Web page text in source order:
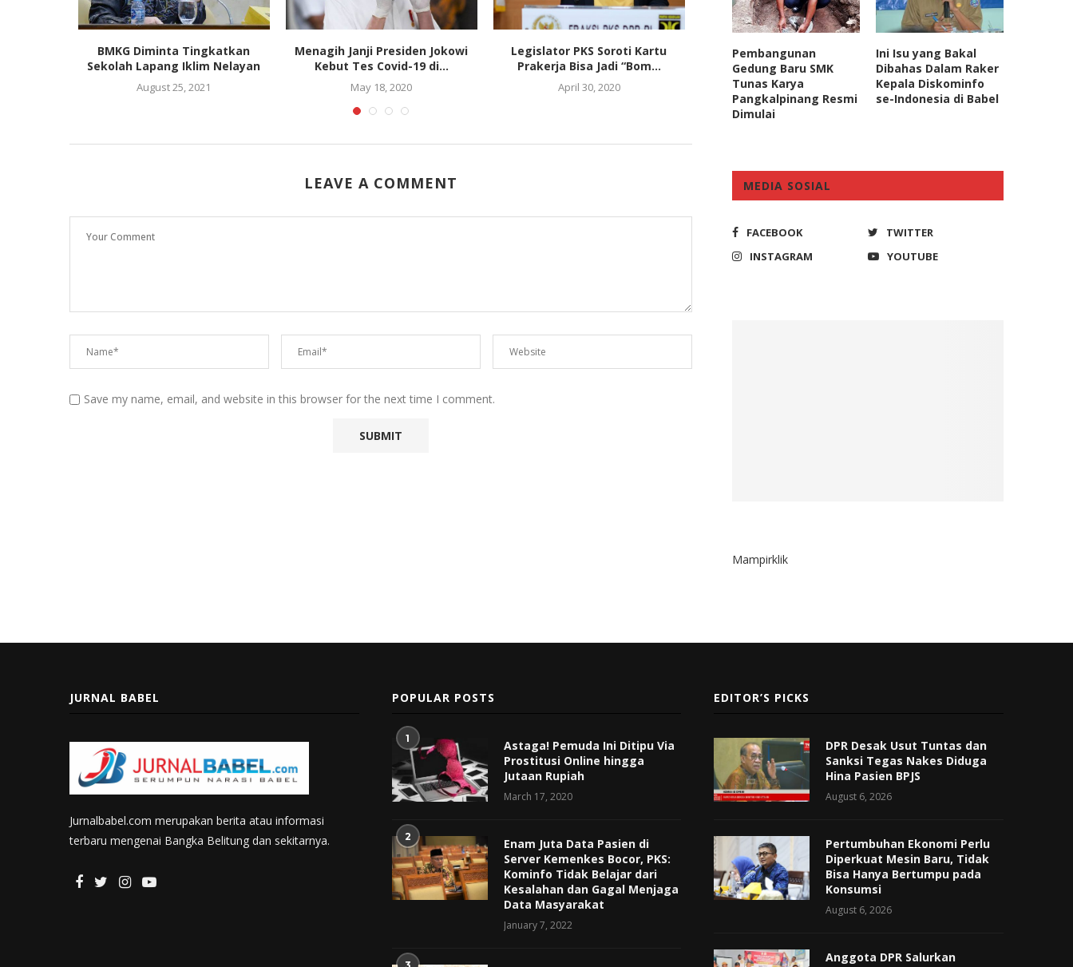
BMKG Diminta Tingkatkan
Sekolah Lapang Iklim Nelayan
August 25, 2021
Menagih Janji Presiden Jokowi
Kebut Tes Covid-19 di...
May 18, 2020
Legislator PKS Soroti Kartu
Prakerja Bisa Jadi “Bom...
April 30, 2020
MA Tolak PK Moeldoko Soal
Partai Demokrat, Jadi...
August 10, 2023
Komisi II DPR Ingatkan
Komisioner KPU-Bawaslu
July 11, 2024
LEAVE A COMMENT
Save my name, email, and website in this browser for the next time I comment.
Pembangunan
Gedung Baru SMK
Tunas Karya
Pangkalpinang Resmi
Dimulai
Ini Isu yang Bakal
Dibahas Dalam Raker
Kepala Diskominfo
se-Indonesia di Babel
MEDIA SOSIAL
FACEBOOK
TWITTER
INSTAGRAM
YOUTUBE
Mampirklik
JURNAL BABEL
Jurnalbabel.com merupakan berita atau informasi
terbaru mengenai Bangka Belitung dan sekitarnya.
POPULAR POSTS
1
Astaga! Pemuda Ini Ditipu Via
Prostitusi Online hingga
Jutaan Rupiah
March 17, 2020
2
Enam Juta Data Pasien di
Server Kemenkes Bocor, PKS:
Kominfo Tidak Belajar dari
Kesalahan dan Gagal Menjaga
Data Masyarakat
January 7, 2022
EDITOR’S PICKS
DPR Desak Usut Tuntas dan
Sanksi Tegas Nakes Diduga
Hina Pasien BPJS
August 6, 2026
Pertumbuhan Ekonomi Perlu
Diperkuat Mesin Baru, Tidak
Bisa Hanya Bertumpu pada
Konsumsi
August 6, 2026
Anggota DPR Salurkan